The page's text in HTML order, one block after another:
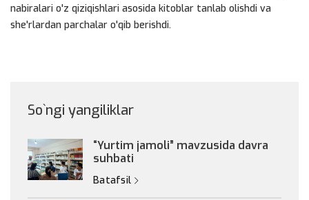
nabiralari o'z qiziqishlari asosida kitoblar tanlab olishdi va
she'rlardan parchalar o'qib berishdi.
So`ngi yangiliklar
“Yurtim jamoli” mavzusida davra
suhbati
Batafsil